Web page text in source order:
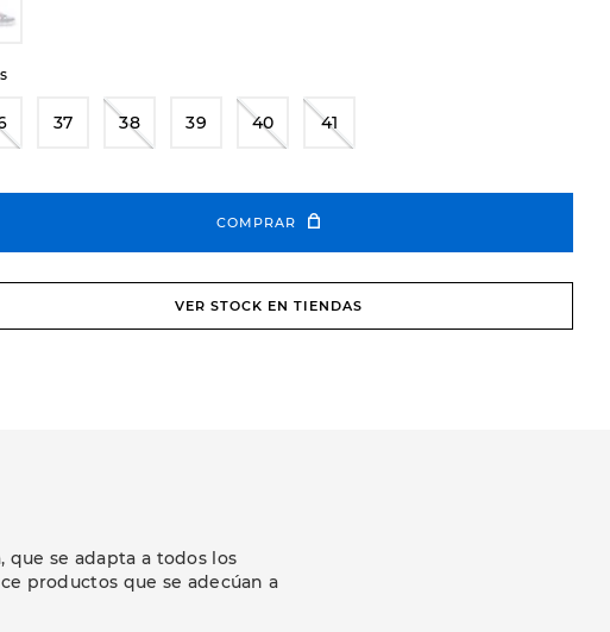
37 38 39 40 41
COMPRAR
VER STOCK EN TIENDAS
se adapta a todos los
productos que se adecúan a